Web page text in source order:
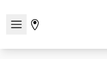
Открыть/закрыть
Перейти на